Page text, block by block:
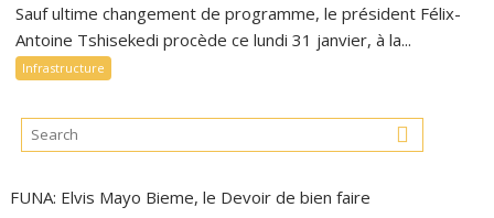
Sauf ultime changement de programme, le président Félix-
Antoine Tshisekedi procède ce lundi 31 janvier, à la...
Infrastructure
FUNA: Elvis Mayo Bieme, le Devoir de bien faire